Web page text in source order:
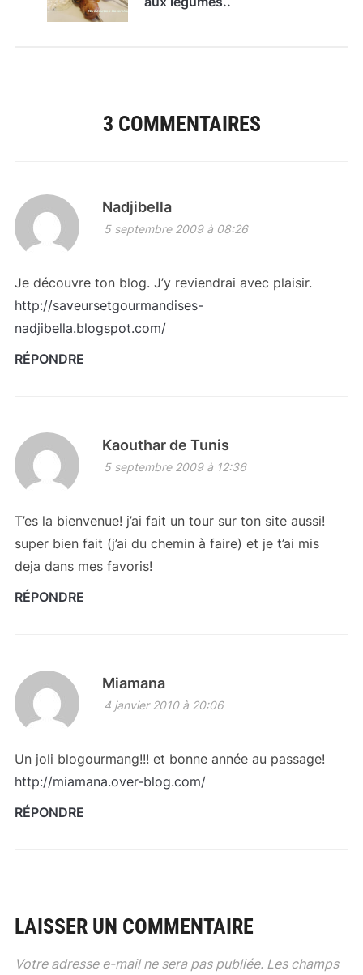
3 COMMENTAIRES
Nadjibella
5 septembre 2009 à 08:26
Je découvre ton blog. J’y reviendrai avec plaisir.
http://saveursetgourmandises-
nadjibella.blogspot.com/
RÉPONDRE
Kaouthar de Tunis
5 septembre 2009 à 12:36
T’es la bienvenue! j’ai fait un tour sur ton site aussi!
super bien fait (j’ai du chemin à faire) et je t’ai mis
deja dans mes favoris!
RÉPONDRE
Miamana
4 janvier 2010 à 20:06
Un joli blogourmang!!! et bonne année au passage!
http://miamana.over-blog.com/
RÉPONDRE
LAISSER UN COMMENTAIRE
Votre adresse e-mail ne sera pas publiée. Les champs